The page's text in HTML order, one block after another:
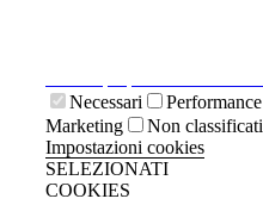
Necessari
Performance
Marketing
Non classificati
Impostazioni cookies
SELEZIONATI
COOKIES